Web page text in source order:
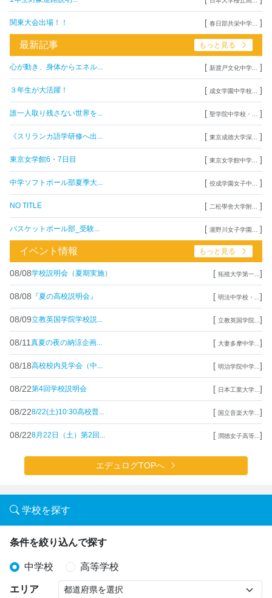
関東大会出場！！ [ 春日部共栄中学... ]
最新記事 もっと見る
心が動き、身体からエネル... [ 新渡戸文化中学... ]
３年生が大活躍！ [ 成女学園中学校... ]
誰一人取り残さない世界を... [ 聖学院中学校・... ]
《スリランカ語学研修へ出... [ 東京成徳大学深... ]
東京女学館6・7日目 [ 東京女学館中学... ]
中学ソフトボール部夏季大... [ 佼成学園女子中... ]
NO TITLE [ 二松學舍大学附... ]
バスケットボール部_受験... [ 瀧野川女子学園... ]
イベント情報 もっと見る
08/08学校説明会（夏期実施） [ 拓殖大学第一... ]
08/08 『夏の高校説明会』 [ 明法中学校・... ]
08/09立教英国学院学校説... [ 立教英国学院... ]
08/11 真夏の夜の納涼企画... [ 大妻多摩中学... ]
08/18高校校内見学会（中... [ 明治学院中学... ]
08/22第4回学校説明会 [ 日本工業大学... ]
08/228/22(土)10:30高校普... [ 国立音楽大学... ]
08/228月22日（土）第2回... [ 潤徳女子高等... ]
エデュログTOPへ
学校を探す
条件を絞り込んで探す
中学校 高等学校
エリア